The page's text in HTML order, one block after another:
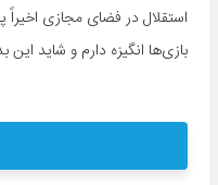
استقلال در فضای مجازی
بازی‌ها انگیزه دارم و شاید